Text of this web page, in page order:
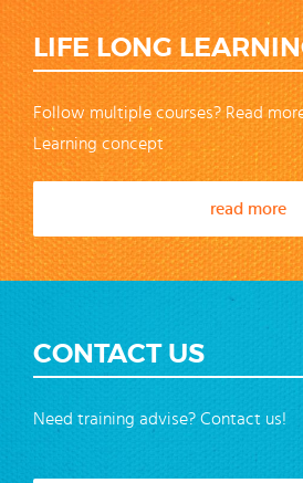
LIFE LONG
Follow multiple courses? Read
Learning concept
read more
CONTACT US
Need training advise? Contact us!